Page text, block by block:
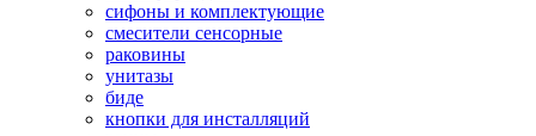
сифоны и комплектующие
смесители сенсорные
раковины
унитазы
биде
кнопки для инсталляций